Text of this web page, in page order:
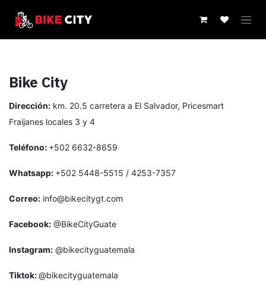
Bike City
Dirección: km. 20.5 carretera a El Salvador, Pricesmart
Fraijanes locales 3 y 4
Teléfono: +502 6632-8659
Whatsapp: +502 5448-5515 / 4253-7357
Correo: info@bikecitygt.com
Facebook: @BikeCityGuate
Instagram: @bikecityguatemala
Tiktok:@bikecityguatemala